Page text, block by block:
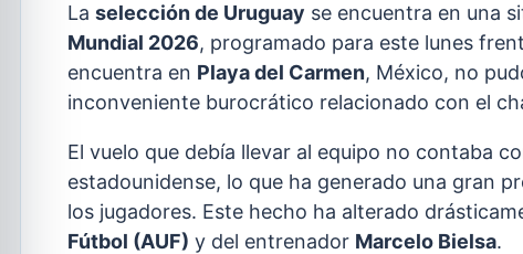
La selección de Uruguay se encuentra en una
Mundial 2026, programado para este lunes
encuentra en Playa del Carmen, México, no
inconveniente burocrático relacionado con el
El vuelo que debía llevar al equipo no contaba
estadounidense, lo que ha generado una gran
los jugadores. Este hecho ha alterado
Fútbol (AUF) y del entrenador Marcelo Bielsa.